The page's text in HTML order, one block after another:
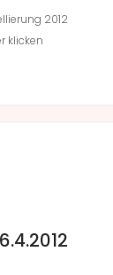
2012
klicken